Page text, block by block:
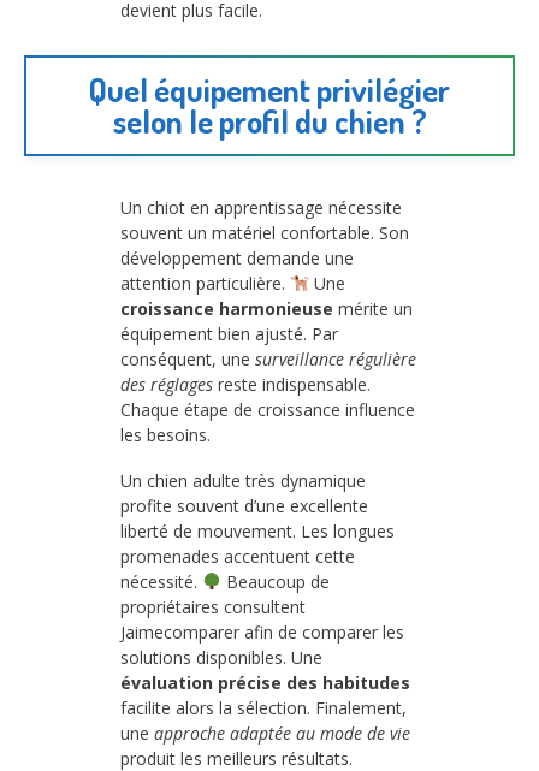
devient plus facile.
Quel équipement privilégier
selon le profil du chien ?
Un chiot en apprentissage nécessite
souvent un matériel confortable. Son
développement demande une
attention particulière.
Une
croissance harmonieuse mérite un
équipement bien ajusté. Par
conséquent, une surveillance régulière
des réglages reste indispensable.
Chaque étape de croissance influence
les besoins.
Un chien adulte très dynamique
profite souvent d’une excellente
liberté de mouvement. Les longues
promenades accentuent cette
nécessité.
Beaucoup de
propriétaires consultent
Jaimecomparer afin de comparer les
solutions disponibles. Une
évaluation précise des habitudes
facilite alors la sélection. Finalement,
une approche adaptée au mode de vie
produit les meilleurs résultats.